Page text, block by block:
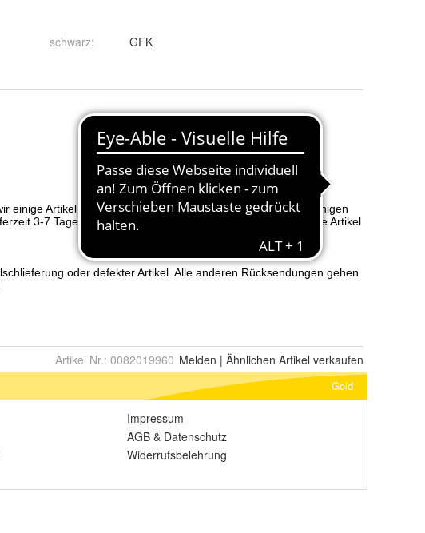
schwarz: GFK
Artikel Nr.: 0082019960 Melden | Ähnlichen Artikel verkaufen
Gold
Impressum
AGB & Datenschutz
Widerrufsbelehrung